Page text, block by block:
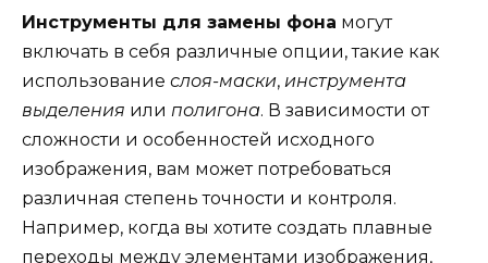
Инструменты для замены фона могут
включать в себя различные опции, такие как
использование слоя-маски, инструмента
выделения или полигона. В зависимости от
сложности и особенностей исходного
изображения, вам может потребоваться
различная степень точности и контроля.
Например, когда вы хотите создать плавные
переходы между элементами изображения,